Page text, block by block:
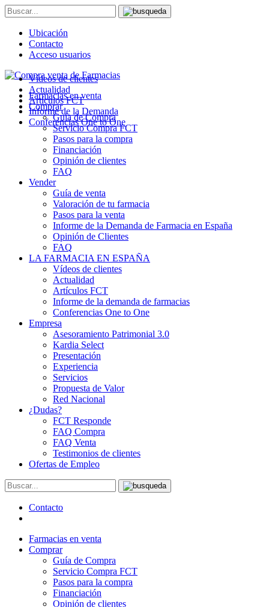
Ubicación
Contacto
Acceso usuarios
Farmacias en venta
Comprar
Guía de Compra
Servicio Compra FCT
Pasos para la compra
Financiación
Opinión de clientes
FAQ
Vender
Guía de venta
Valoración de tu farmacia
Pasos para la venta
Informe de la Demanda de Farmacia en España
Opinión de Clientes
FAQ
LA FARMACIA EN ESPAÑA
Vídeos de clientes
Actualidad
Artículos FCT
Informe de la demanda de farmacias
Conferencias One to One
Empresa
Asesoramiento Patrimonial 3.0
Kardia Select
Presentación
Experiencia
Servicios
Propuesta de Valor
Red Nacional
¿Dudas?
FCT Responde
FAQ Compra
FAQ Venta
Testimonios de clientes
Ofertas de Empleo
Contacto
Farmacias en venta
Comprar
Guía de Compra
Servicio Compra FCT
Pasos para la compra
Financiación
Opinión de clientes
Vídeos de clientes
Actualidad
Artículos FCT
Informe de la Demanda
Conferencias One to One